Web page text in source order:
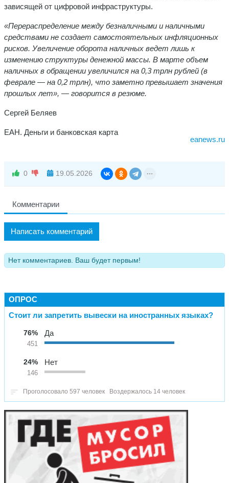
зависящей от цифровой инфраструктуры.
«Перераспределение между безналичными и наличными
средствами не создает самостоятельных инфляционных
рисков. Увеличение оборота наличных ведет лишь к
изменению структуры денежной массы. В марте объем
наличных в обращении увеличился на 0,3 трлн рублей (в
феврале — на 0,2 трлн), что заметно превышает значения
прошлых лет», — говорится в резюме.
Сергей Беляев
ЕАН. Деньги и банковская карта
eanews.ru
0 19.05.2026
Комментарии
Написать комментарий
Нет комментариев. Ваш будет первым!
ОПРОС
Стоит ли запретить вывески на иностранных языках?
76%
451
Да
24%
146
Нет
Проголосовало 597 человек Воздержалось 14 человек